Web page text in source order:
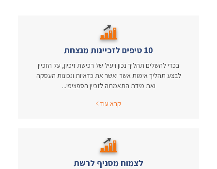
10 טיפים לזכיינות מנצחת
בכדי להשלים תהליך נכון ויעיל של רכישת זיכיון, על הזכיין
לבצע תהליך אימות אשר יאשר את כדאיות ונכונות העסקה
ואת מידת התאמתה לזכיין הספציפי...
קרא עוד
לצמוח מסניף לרשת